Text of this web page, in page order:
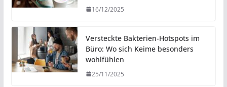
16/12/2025
Versteckte Bakterien-Hotspots im
Büro: Wo sich Keime besonders
wohlfühlen
25/11/2025